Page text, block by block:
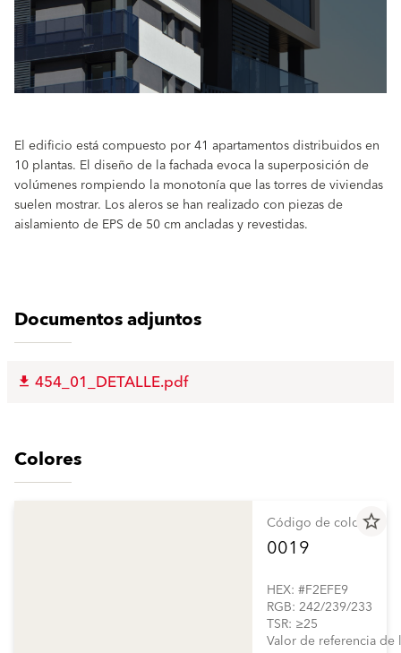
El edificio está compuesto por 41 apartamentos distribuidos en
10 plantas. El diseño de la fachada evoca la superposición de
volúmenes rompiendo la monotonía que las torres de viviendas
suelen mostrar. Los aleros se han realizado con piezas de
aislamiento de EPS de 50 cm ancladas y revestidas.
Documentos adjuntos
454_01_DETALLE.pdf
Colores
star_border
Código de color
0019
HEX: #F2EFE9
RGB: 242/239/233
TSR: ≥25
Valor de referencia